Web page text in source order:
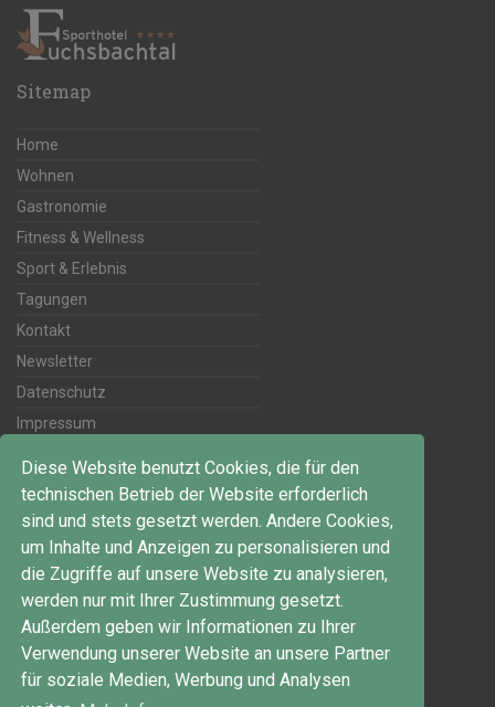
Diese Website benutzt Cookies, die für den
technischen Betrieb der Website erforderlich
sind und stets gesetzt werden. Andere Cookies,
um Inhalte und Anzeigen zu personalisieren und
die Zugriffe auf unsere Website zu analysieren,
werden nur mit Ihrer Zustimmung gesetzt.
Außerdem geben wir Informationen zu Ihrer
Verwendung unserer Website an unsere Partner
für soziale Medien, Werbung und Analysen
Sitemap
Home
Wohnen
Gastronomie
Fitness & Wellness
Sport & Erlebnis
Tagungen
Kontakt
Newsletter
Datenschutz
Impressum
Kontakt
Telefon:
+49 5105 776-0
info(at)sporthotel-fuchsbachtal.de
Bergstraße 54
30890 Barsinghausen